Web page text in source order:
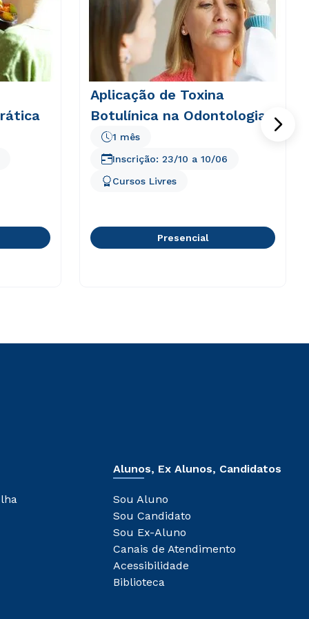
Aplicação de Toxina
Botulínica na Odontologia
1 mês
Cursos Livres
Inscrição: 23/10 a 10/06
Presencial
Alunos, Ex Alunos, Candidatos
Sou Aluno
Sou Candidato
Sou Ex-Aluno
Canais de Atendimento
Acessibilidade
Biblioteca